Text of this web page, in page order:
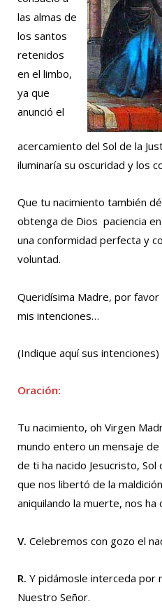
las almas de
los santos
retenidos
en el limbo,
ya que
anunció el
acercamiento del Sol de la
iluminaría su oscuridad y los
Que tu nacimiento también
obtenga de Dios paciencia
una conformidad perfecta y
voluntad.
Queridísima Madre, por
mis intenciones…
(Indique aquí sus intenciones)
Oración:
Tu nacimiento, oh Virgen
mundo entero un mensaje
de ti ha nacido Jesucristo,
que nos libertó de la
aniquilando la muerte, nos
V. Celebremos con gozo el
R. Y pidámosle interceda por
Nuestro Señor.